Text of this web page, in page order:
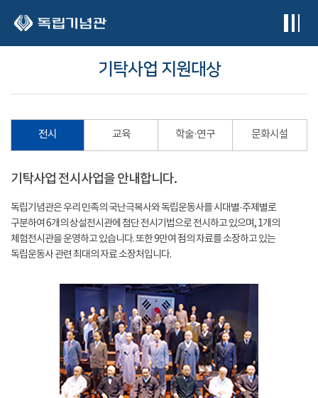
기탁사업 지원대상
전시 교육 학술·연구 문화시설
기탁사업 전시사업을 안내합니다.
독립기념관은 우리 민족의 국난극복사와 독립운동사를 시대별·주제별로
구분하여 6개의 상설전시관에 첨단 전시기법으로 전시하고 있으며, 1개의
체험전시관을 운영하고 있습니다. 또한 9만여 점의 자료를 소장하고 있는
독립운동사 관련 최대의 자료 소장처입니다.